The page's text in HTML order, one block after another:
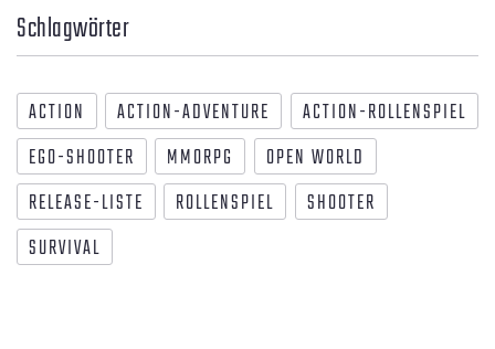
Schlagwörter
ACTION ACTION-ADVENTURE
ACTION-ROLLENSPIEL
EGO-SHOOTER
MMORPG
OPEN WORLD
RELEASE-LISTE
ROLLENSPIEL
SHOOTER
SURVIVAL